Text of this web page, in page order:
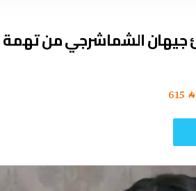
جيهان الشماشرجي من
615